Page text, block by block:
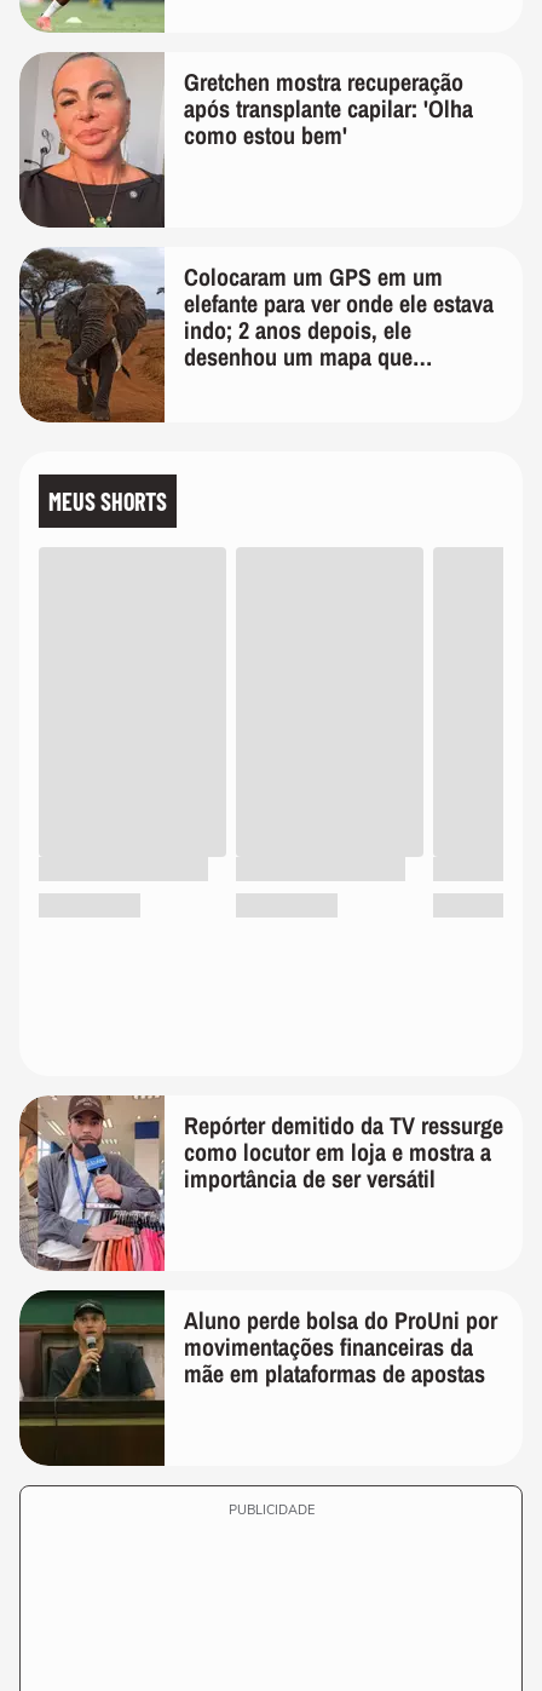
Gretchen mostra recuperação
após transplante capilar: 'Olha
como estou bem'
Colocaram um GPS em um
elefante para ver onde ele estava
indo; 2 anos depois, ele
desenhou um mapa que
MEUS SHORTS
Repórter demitido da TV ressurge
como locutor em loja e mostra a
importância de ser versátil
Aluno perde bolsa do ProUni por
movimentações financeiras da
mãe em plataformas de apostas
PUBLICIDADE